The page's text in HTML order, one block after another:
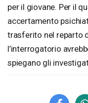
per il giovane. Per il
accertamento
trasferito nel reparto
l’interrogatorio
spiegano gli